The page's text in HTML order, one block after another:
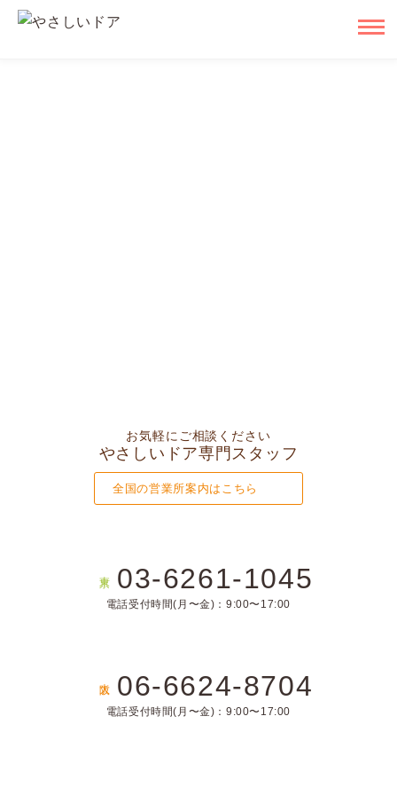
お気軽にご相談ください
やさしいドア専門スタッフ
全国の営業所案内はこちら
03-6261-1045
電話受付時間(月〜金)：9:00〜17:00
06-6624-8704
電話受付時間(月〜金)：9:00〜17:00